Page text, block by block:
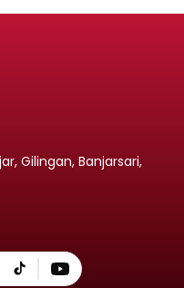
Gilingan, Banjarsari,